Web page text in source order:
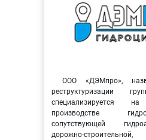
ООО «ДЭМпро»,
реструктуризации
специализируется
производстве
сопутствующей
дорожно-